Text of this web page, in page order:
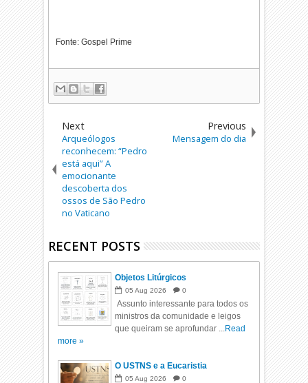
Fonte: Gospel Prime
Next
Arqueólogos
reconhecem: “Pedro
está aqui” A
emocionante
descoberta dos
ossos de São Pedro
no Vaticano
Previous
Mensagem do dia
RECENT POSTS
Objetos Litúrgicos
05 Aug 2026 0
Assunto interessante para todos os
ministros da comunidade e leigos
que queiram se aprofundar ...Read
more »
O USTNS e a Eucaristia
05 Aug 2026 0